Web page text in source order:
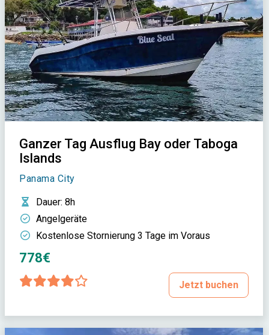
Ganzer Tag Ausflug Bay oder Taboga
Islands
Panama City
Dauer: 8h
Angelgeräte
Kostenlose Stornierung 3 Tage im Voraus
778€
Jetzt buchen